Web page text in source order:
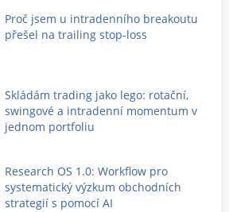
Proč jsem u intradenního breakoutu
přešel na trailing stop-loss
Skládám trading jako lego: rotační,
swingové a intradenní momentum v
jednom portfoliu
Research OS 1.0: Workflow pro
systematický výzkum obchodních
strategií s pomocí AI